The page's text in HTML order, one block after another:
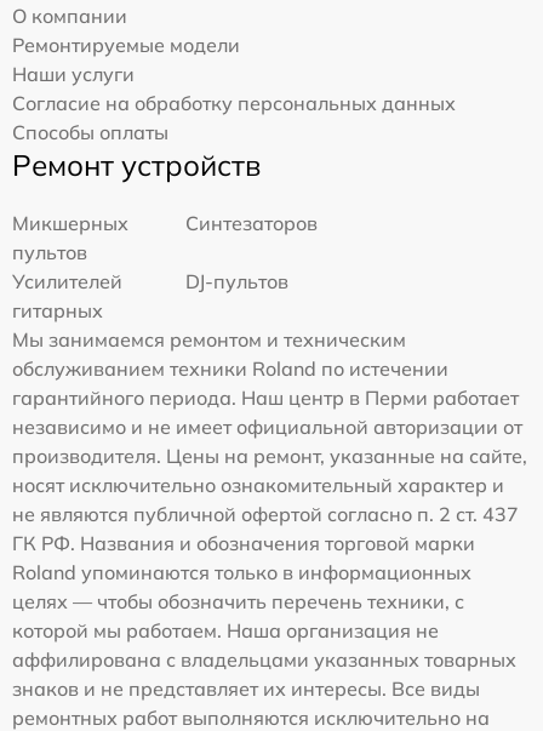
О компании
Ремонтируемые модели
Наши услуги
Согласие на обработку персональных данных
Способы оплаты
Ремонт устройств
Микшерных
пультов
Синтезаторов
Усилителей
гитарных
DJ-пультов
Мы занимаемся ремонтом и техническим
обслуживанием техники Roland по истечении
гарантийного периода. Наш центр в Перми работает
независимо и не имеет официальной авторизации от
производителя. Цены на ремонт, указанные на сайте,
носят исключительно ознакомительный характер и
не являются публичной офертой согласно п. 2 ст. 437
ГК РФ. Названия и обозначения торговой марки
Roland упоминаются только в информационных
целях — чтобы обозначить перечень техники, с
которой мы работаем. Наша организация не
аффилирована с владельцами указанных товарных
знаков и не представляет их интересы. Все виды
ремонтных работ выполняются исключительно на